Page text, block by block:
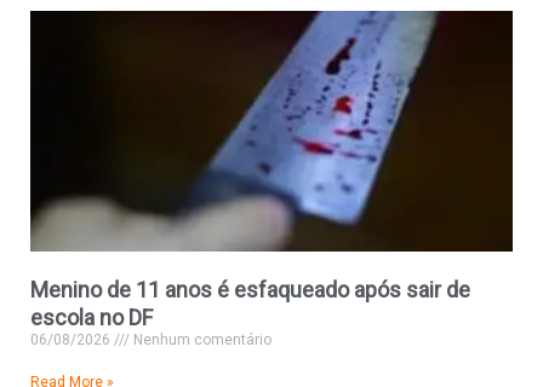
Menino de 11 anos é esfaqueado após sair de
escola no DF
06/08/2026 Nenhum comentário
Read More »